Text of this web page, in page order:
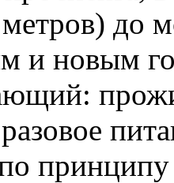
до
и новым
принципу